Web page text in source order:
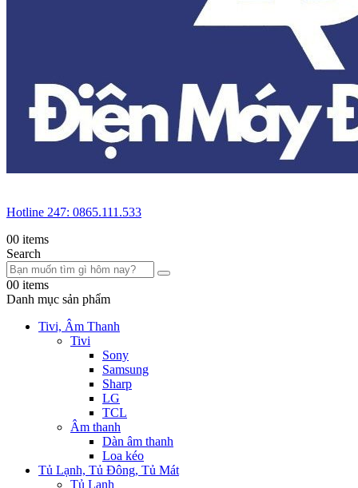
Hotline 247: 0865.111.533
00 items
Search
00 items
Danh mục sản phẩm
Tivi, Âm Thanh
Tivi
Sony
Samsung
Sharp
LG
TCL
Âm thanh
Dàn âm thanh
Loa kéo
Tủ Lạnh, Tủ Đông, Tủ Mát
Tủ Lạnh